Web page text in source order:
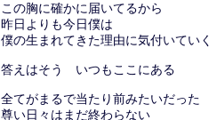
この胸に確かに届いてるから
昨日よりも今日僕は
僕の生まれてきた理由に気付いていく
答えはそう いつもここにある
全てがまるで当たり前みたいだった
尊い日々はまだ終わらない